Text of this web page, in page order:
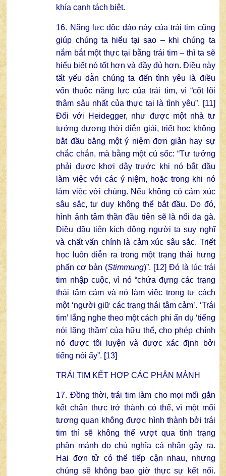
khía cạnh tách biệt.
16. Năng lực độc đáo này của trái tim cũng
giúp chúng ta hiểu tại sao – khi chúng ta
nắm bắt một thực tại bằng trái tim – thì ta sẽ
hiểu biết nó tốt hơn và đầy đủ hơn. Điều này
tất yếu dẫn chúng ta đến tình yêu là điều
vốn thuộc năng lực của trái tim, vì “cốt lõi
thâm sâu nhất của thực tại là tình yêu”. [11]
Đối với Heidegger, như được một nhà tư
tưởng đương thời diễn giải, triết học không
bắt đầu bằng một ý niệm đơn giản hay sự
chắc chắn, mà bằng một cú sốc: “Tư tưởng
phải được khơi dậy trước khi nó bắt đầu
làm việc với các ý niệm, hoặc trong khi nó
làm việc với chúng. Nếu không có cảm xúc
sâu sắc, tư duy không thể bắt đầu. Do đó,
hình ảnh tâm thần đầu tiên sẽ là nổi da gà.
Điều đầu tiên kích động người ta suy nghĩ
và chất vấn chính là cảm xúc sâu sắc. Triết
học luôn diễn ra trong một trạng thái hưng
phấn cơ bản (Stimmung)”. [12] Đó là lúc trái
tim nhập cuộc, vì nó “chứa đựng các trạng
thái tâm cảm và nó làm việc trong tư cách
một ‘người giữ các trạng thái tâm cảm’. ‘Trái
tim’ lắng nghe theo một cách phi ẩn dụ ‘tiếng
nói lặng thầm’ của hữu thể, cho phép chính
nó được tôi luyện và được xác định bởi
tiếng nói ấy”. [13]
TRÁI TIM KẾT HỢP CÁC PHÂN MẢNH
17. Đồng thời, trái tim làm cho mọi mối gắn
kết chân thực trở thành có thể, vì một mối
tương quan không được hình thành bởi trái
tim thì sẽ không thể vượt qua tình trạng
phân mảnh do chủ nghĩa cá nhân gây ra.
Hai đơn tử có thể tiếp cận nhau, nhưng
chúng sẽ không bao giờ thực sự kết nối.